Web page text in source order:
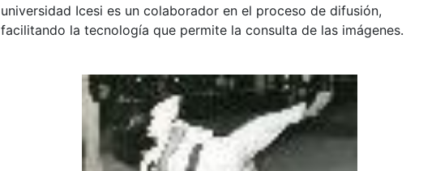
universidad Icesi es un colaborador en el proceso de difusión,
facilitando la tecnología que permite la consulta de las imágenes.